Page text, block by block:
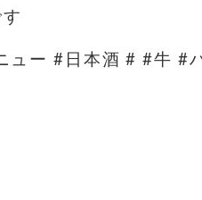
ュー #日本酒 # #牛 #